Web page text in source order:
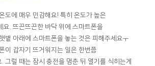
도에 매우 민감해요! 특히 온도가 높은
요. 뜨끈뜨끈한 바닥 위에 스마트폰을
볕 아래에 스마트폰을 놓는 것은 피해주세요ㅜ
이 갑자기 뜨거워지는 일은 한번쯤
그럴 때는 잠시 충전을 멈춘 뒤 열기를 식히는게